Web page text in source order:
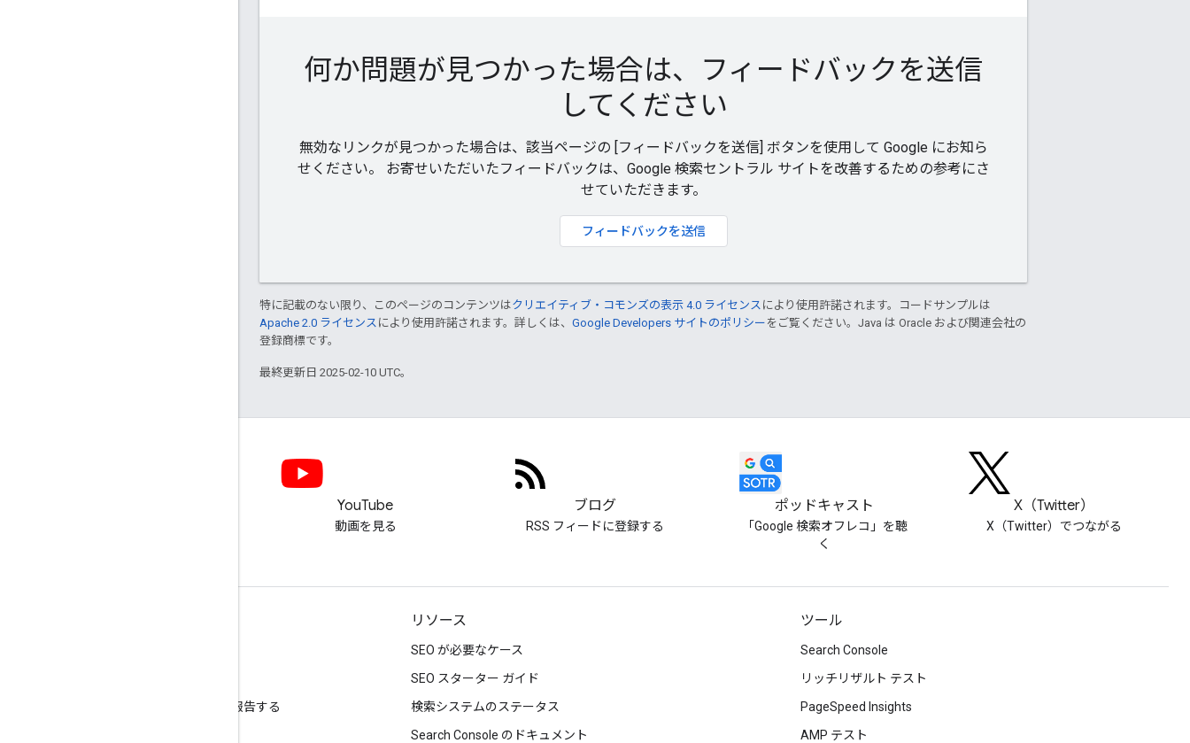
何か問題が見つかった場合は、フィードバックを送信
してください
無効なリンクが見つかった場合は、該当ページの [フィードバックを送信] ボタンを使用して Google にお知ら
せください。 お寄せいただいたフィードバックは、Google 検索セントラル サイトを改善するための参考にさ
せていただきます。
フィードバックを送信
特に記載のない限り、このページのコンテンツはクリエイティブ・コモンズの表示 4.0 ライセンス により使用許諾されます。コードサンプルは
Apache 2.0 ライセンス により使用許諾されます。詳しくは、 Google Developers サイトのポリシー をご覧ください。Java は Oracle および関連会社の
登録商標です。
最終更新日 2025-02-10 UTC。
YouTube
動画を見る
ブログ
RSS フィードに登録する
ポッドキャスト
「Google 検索オフレコ」を聴
く
X（Twitter）
X（Twitter）でつながる
スパム、フィッシング、マルウェアを報告する
リソース
SEO が必要なケース
SEO スターター ガイド
検索システムのステータス
Search Console のドキュメント
ツール
Search Console
リッチリザルト テスト
PageSpeed Insights
AMP テスト